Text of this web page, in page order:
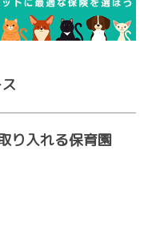
り入れる保育園